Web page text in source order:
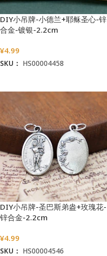
DIY小吊牌-小德兰+耶稣圣心-锌
合金-镀银-2.2cm
¥4.99
SKU： HS00004458
DIY小吊牌-圣巴斯弟盎+玫瑰花-
锌合金-2.2cm
¥4.99
SKU： HS00004546